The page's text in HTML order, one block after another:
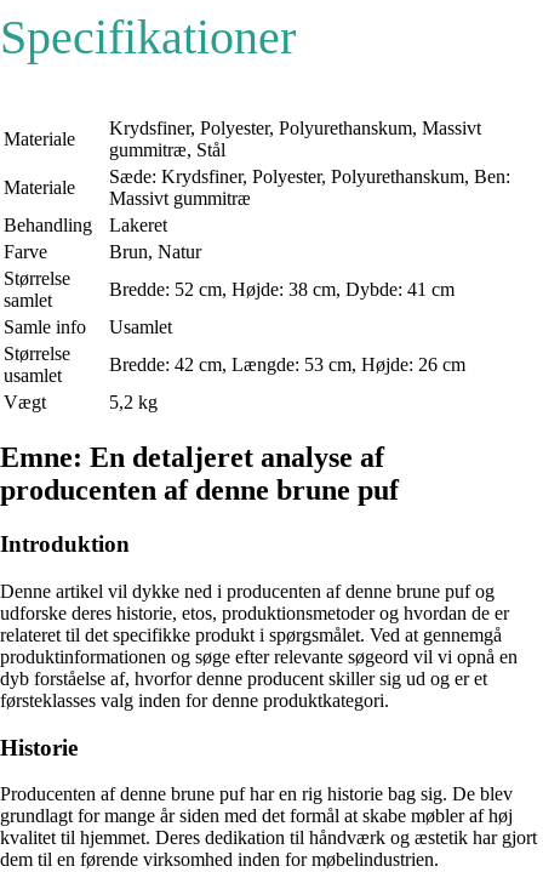
Specifikationer
Materiale
Krydsfiner, Polyester, Polyurethanskum, Massivt
gummitræ, Stål
Materiale
Sæde: Krydsfiner, Polyester, Polyurethanskum, Ben:
Massivt gummitræ
Behandling
Lakeret
Farve
Brun, Natur
Størrelse
samlet
Bredde: 52 cm, Højde: 38 cm, Dybde: 41 cm
Samle info
Usamlet
Størrelse
usamlet
Bredde: 42 cm, Længde: 53 cm, Højde: 26 cm
Vægt
5,2 kg
Emne: En detaljeret analyse af
producenten af ​​denne brune puf
Introduktion
Denne artikel vil dykke ned i producenten af ​​denne brune puf og
udforske deres historie, etos, produktionsmetoder og hvordan de er
relateret til det specifikke produkt i spørgsmålet. Ved at gennemgå
produktinformationen og søge efter relevante søgeord vil vi opnå en
dyb forståelse af, hvorfor denne producent skiller sig ud og er et
førsteklasses valg inden for denne produktkategori.
Historie
Producenten af denne brune puf har en rig historie bag sig. De blev
grundlagt for mange år siden med det formål at skabe møbler af høj
kvalitet til hjemmet. Deres dedikation til håndværk og æstetik har gjort
dem til en førende virksomhed inden for møbelindustrien.